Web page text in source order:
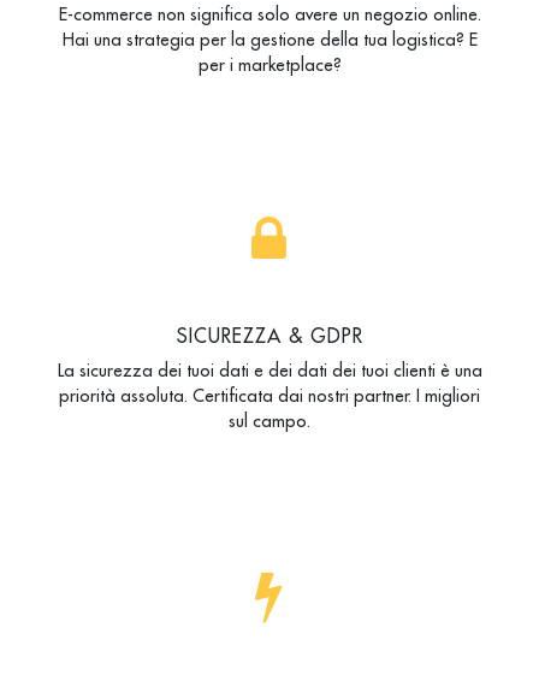
E-commerce non significa solo avere un negozio online.
Hai una strategia per la gestione della tua logistica? E
per i marketplace?
SICUREZZA & GDPR
La sicurezza dei tuoi dati e dei dati dei tuoi clienti è una
priorità assoluta. Certificata dai nostri partner. I migliori
sul campo.